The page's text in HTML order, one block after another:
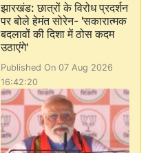
झारखंड: छात्रों के विरोध प्रदर्शन
पर बोले हेमंत सोरेन- 'सकारात्मक
बदलावों की दिशा में ठोस कदम
उठाएंगे'
Published On 07 Aug 2026
16:42:20